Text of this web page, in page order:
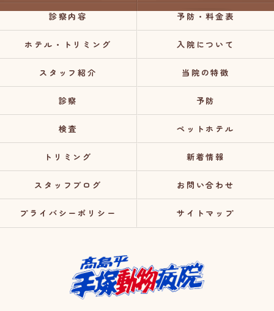
診察内容 予防・料金表
ホテル・トリミング 入院について
スタッフ紹介 当院の特徴
診察 予防
検査 ペットホテル
トリミング 新着情報
スタッフブログ お問い合わせ
プライバシーポリシー サイトマップ